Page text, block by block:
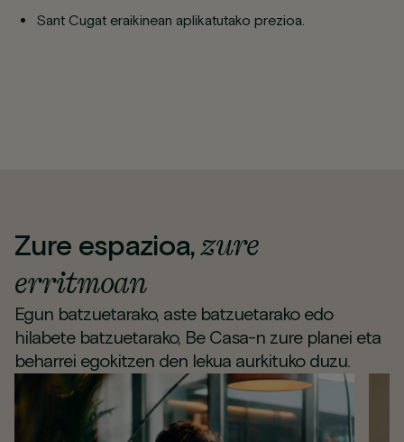
Sant Cugat eraikinean aplikatutako prezioa.
Zure espazioa,zure
erritmoan
Egun batzuetarako, aste batzuetarako edo
hilabete batzuetarako, Be Casa-n zure planei eta
beharrei egokitzen den lekua aurkituko duzu.